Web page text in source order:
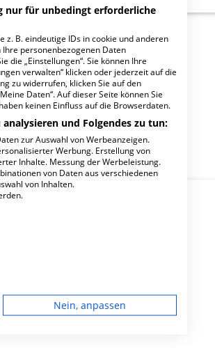
in Frankfurt.
nur für unbedingt erforderliche
B. eindeutige IDs in cookie und anderen
personenbezogenen Daten
die „Einstellungen“. Sie können Ihre
verwalten“ klicken oder jederzeit auf die
zu widerrufen, klicken Sie auf den
Daten“. Auf dieser Seite können Sie
keinen Einfluss auf die Browserdaten.
und Folgendes zu tun:
zur Auswahl von Werbeanzeigen.
Werbung. Erstellung von
Inhalte. Messung der Werbeleistung.
von Daten aus verschiedenen
von Inhalten.
Nein, anpassen